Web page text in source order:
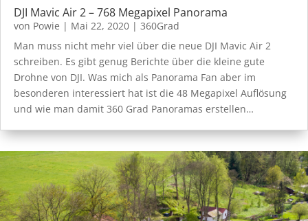
DJI Mavic Air 2 – 768 Megapixel Panorama
von Powie | Mai 22, 2020 | 360Grad
Man muss nicht mehr viel über die neue DJI Mavic Air 2
schreiben. Es gibt genug Berichte über die kleine gute
Drohne von DJI. Was mich als Panorama Fan aber im
besonderen interessiert hat ist die 48 Megapixel Auflösung
und wie man damit 360 Grad Panoramas erstellen…